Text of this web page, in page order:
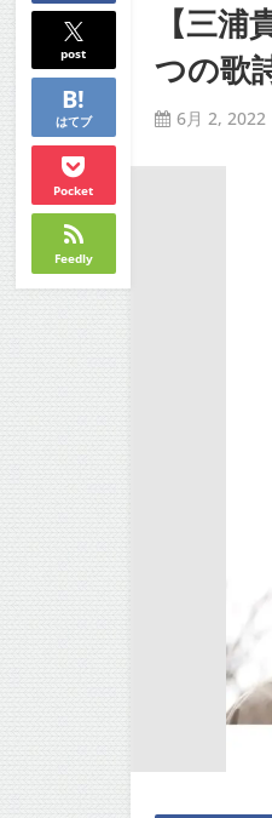
post
はてブ
Pocket
Feedly
【三
つの歌
6月 2, 2022